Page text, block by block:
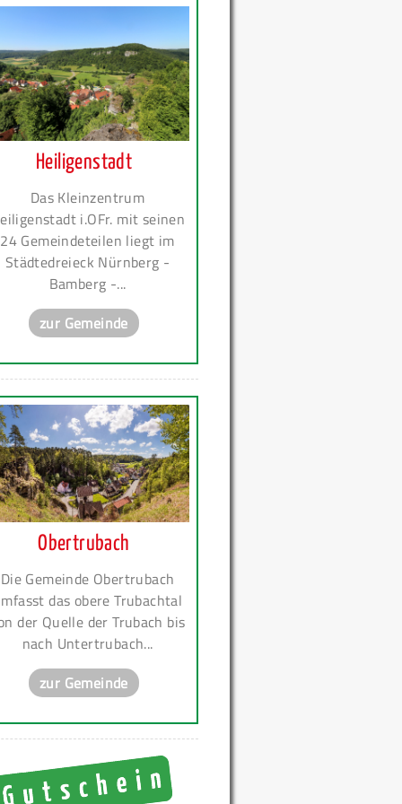
Heiligenstadt
Das Kleinzentrum
i.OFr. mit seinen
24 Gemeindeteilen liegt im
Städtedreieck Nürnberg -
Bamberg -...
zur Gemeinde
Obertrubach
Die Gemeinde Obertrubach
das obere Trubachtal
der Quelle der Trubach bis
nach Untertrubach...
zur Gemeinde